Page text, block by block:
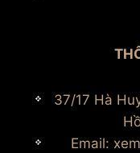
37/17 Hà
Email: